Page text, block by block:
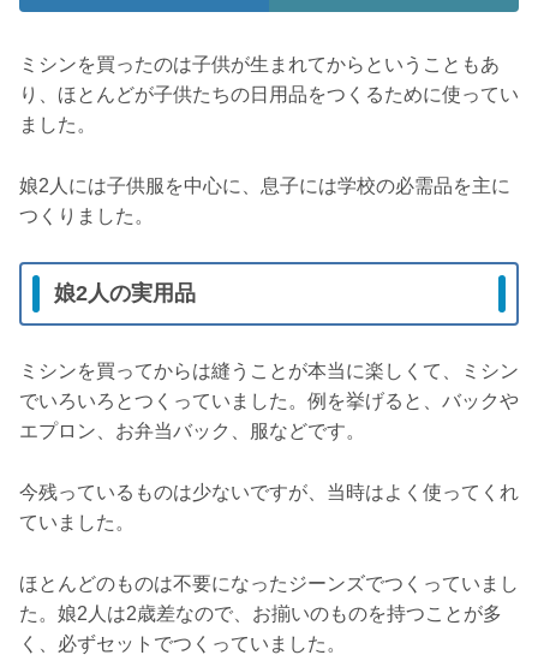
ミシンを買ったのは子供が生まれてからということもあ
り、ほとんどが子供たちの日用品をつくるために使ってい
ました。
娘2人には子供服を中心に、息子には学校の必需品を主に
つくりました。
娘2人の実用品
ミシンを買ってからは縫うことが本当に楽しくて、ミシン
でいろいろとつくっていました。例を挙げると、バックや
エプロン、お弁当バック、服などです。
今残っているものは少ないですが、当時はよく使ってくれ
ていました。
ほとんどのものは不要になったジーンズでつくっていまし
た。娘2人は2歳差なので、お揃いのものを持つことが多
く、必ずセットでつくっていました。